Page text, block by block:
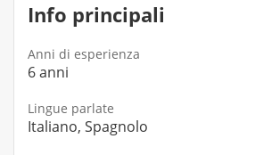
Info principali
Anni di esperienza
6 anni
Lingue parlate
Italiano, Spagnolo